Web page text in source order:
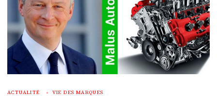
ACTUALITÉ VIE DES MARQUES